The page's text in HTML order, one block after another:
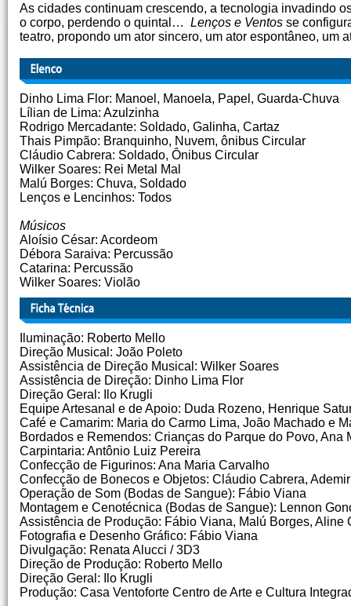
As cidades continuam crescendo, a tecnologia invadindo
o corpo, perdendo o quintal… Lenços e Ventos se
teatro, propondo um ator sincero, um ator espontâneo, um
Dinho Lima Flor: Manoel, Manoela, Papel, Guarda-Chuva
Lílian de Lima: Azulzinha
Rodrigo Mercadante: Soldado, Galinha, Cartaz
Thais Pimpão: Branquinho, Nuvem, ônibus Circular
Cláudio Cabrera: Soldado, Ônibus Circular
Wilker Soares: Rei Metal Mal
Malú Borges: Chuva, Soldado
Lenços e Lencinhos: Todos
Músicos
Aloísio César: Acordeom
Débora Saraiva: Percussão
Catarina: Percussão
Wilker Soares: Violão
Iluminação: Roberto Mello
Direção Musical: João Poleto
Assistência de Direção Musical: Wilker Soares
Assistência de Direção: Dinho Lima Flor
Direção Geral: Ilo Krugli
Equipe Artesanal e de Apoio: Duda Rozeno, Henrique
Café e Camarim: Maria do Carmo Lima, João Machado e
Bordados e Remendos: Crianças do Parque do Povo,
Carpintaria: Antônio Luiz Pereira
Confecção de Figurinos: Ana Maria Carvalho
Confecção de Bonecos e Objetos: Cláudio Cabrera,
Operação de Som (Bodas de Sangue): Fábio Viana
Montagem e Cenotécnica (Bodas de Sangue): Lennon
Assistência de Produção: Fábio Viana, Malú Borges, Aline
Fotografia e Desenho Gráfico: Fábio Viana
Divulgação: Renata Alucci / 3D3
Direção de Produção: Roberto Mello
Direção Geral: Ilo Krugli
Produção: Casa Ventoforte Centro de Arte e Cultura